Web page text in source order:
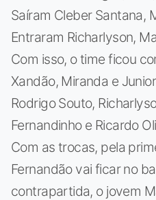
Saíram Cleber Santana,
Entraram Richarlyson,
Com isso, o time ficou
Xandão, Miranda e
Rodrigo Souto,
Fernandinho e Ricardo
Com as trocas, pela
Fernandão vai ficar no
contrapartida, o jovem